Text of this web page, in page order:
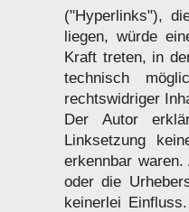
("Hyperlinks"),
liegen, würde
Kraft treten, in
technisch
rechtswidriger
Der Autor
Linksetzung
erkennbar
oder die
keinerlei